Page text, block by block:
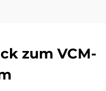
zum VCM-